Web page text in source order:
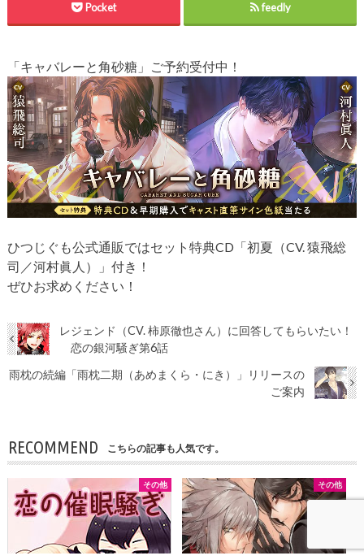
Pocket feedly
「キャバレーと角砂糖」ご予約受付中！
ひつじぐも公式通販ではセット特典CD「初夏（CV. 猿飛総
司／河村眞人）」付き！
ぜひお求めください！
レジェンド（CV. 柿原徹也さん）に回答してもらいたい！
恋の銀河騒ぎ第6話
雨枕の続編「雨枕二期（あめまくら・にき）」リリースの
ご案内
RECOMMEND こちらの記事も人気です。
その他 その他